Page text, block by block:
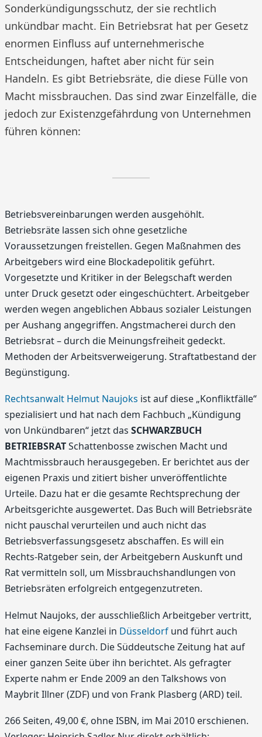
Sonderkündigungsschutz, der sie rechtlich
unkündbar macht. Ein Betriebsrat hat per Gesetz
enormen Einfluss auf unternehmerische
Entscheidungen, haftet aber nicht für sein
Handeln. Es gibt Betriebsräte, die diese Fülle von
Macht missbrauchen. Das sind zwar Einzelfälle, die
jedoch zur Existenzgefährdung von Unternehmen
führen können:
Betriebsvereinbarungen werden ausgehöhlt.
Betriebsräte lassen sich ohne gesetzliche
Voraussetzungen freistellen. Gegen Maßnahmen des
Arbeitgebers wird eine Blockadepolitik geführt.
Vorgesetzte und Kritiker in der Belegschaft werden
unter Druck gesetzt oder eingeschüchtert. Arbeitgeber
werden wegen angeblichen Abbaus sozialer Leistungen
per Aushang angegriffen. Angstmacherei durch den
Betriebsrat – durch die Meinungsfreiheit gedeckt.
Methoden der Arbeitsverweigerung. Straftatbestand der
Begünstigung.
Rechtsanwalt Helmut Naujoks ist auf diese „Konfliktfälle“
spezialisiert und hat nach dem Fachbuch „Kündigung
von Unkündbaren“ jetzt das SCHWARZBUCH
BETRIEBSRATSchattenbosse zwischen Macht und
Machtmissbrauch herausgegeben. Er berichtet aus der
eigenen Praxis und zitiert bisher unveröffentlichte
Urteile. Dazu hat er die gesamte Rechtsprechung der
Arbeitsgerichte ausgewertet. Das Buch will Betriebsräte
nicht pauschal verurteilen und auch nicht das
Betriebsverfassungsgesetz abschaffen. Es will ein
Rechts-Ratgeber sein, der Arbeitgebern Auskunft und
Rat vermitteln soll, um Missbrauchshandlungen von
Betriebsräten erfolgreich entgegenzutreten.
Helmut Naujoks, der ausschließlich Arbeitgeber vertritt,
hat eine eigene Kanzlei in Düsseldorf und führt auch
Fachseminare durch. Die Süddeutsche Zeitung hat auf
einer ganzen Seite über ihn berichtet. Als gefragter
Experte nahm er Ende 2009 an den Talkshows von
Maybrit Illner (ZDF) und von Frank Plasberg (ARD) teil.
266 Seiten, 49,00 €, ohne ISBN, im Mai 2010 erschienen.